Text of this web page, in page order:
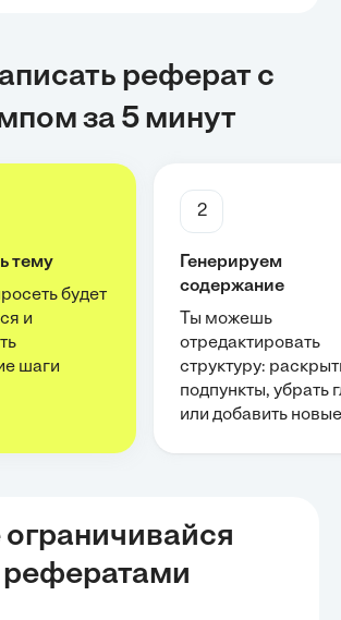
реферат с
за 5 минут
тему
будет
и
шаги
2
Генерируем
содержание
Ты можешь
отредактировать
структуру:
подпункты, убрать
или добавить новые
ограничивайся
рефератами